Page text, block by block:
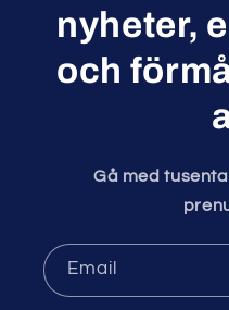
nyheter,
och
Gå med
Email